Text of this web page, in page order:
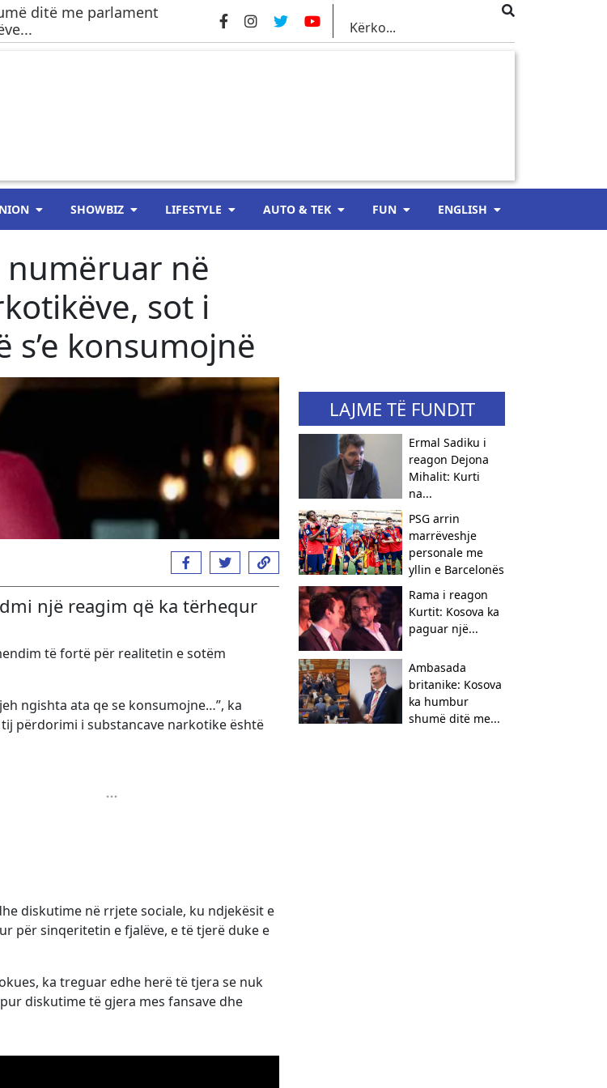
ditë me parlament
SHOWBIZ LIFESTYLE AUTO & TEK FUN ENGLISH
numëruar në
sot i
konsumojnë
një reagim që ka tërhequr
të fortë për realitetin e sotëm
ngishta ata qe se konsumojne…”, ka
përdorimi i substancave narkotike është
diskutime në rrjete sociale, ku ndjekësit e
për sinqeritetin e fjalëve, e të tjerë duke e
ka treguar edhe herë të tjera se nuk
diskutime të gjera mes fansave dhe
LAJME TË FUNDIT
Ermal Sadiku i
reagon Dejona
Mihalit: Kurti
na...
PSG arrin
marrëveshje
personale me
yllin e Barcelonës
Rama i reagon
Kurtit: Kosova ka
paguar një...
Ambasada
britanike: Kosova
ka humbur
shumë ditë me...